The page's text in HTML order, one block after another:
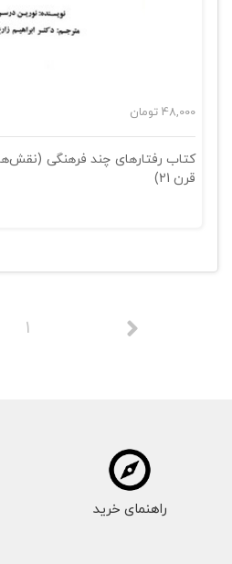
48,000 تومان
کتاب رفتارهای چند فرهنگی
قرن 21)
1
راهنمای خرید